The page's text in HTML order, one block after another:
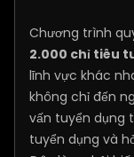
Chương trình
2.000 chỉ tiêu
lĩnh vực khác
không chỉ đến
vấn tuyển dụng
tuyển dụng và